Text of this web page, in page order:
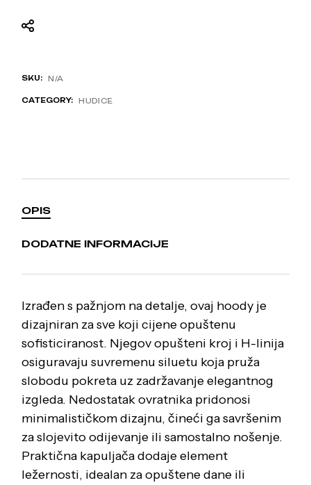
SKU: N/A
CATEGORY: HUDICE
OPIS
DODATNE INFORMACIJE
Izrađen s pažnjom na detalje, ovaj hoody je
dizajniran za sve koji cijene opuštenu
sofisticiranost. Njegov opušteni kroj i H-linija
osiguravaju suvremenu siluetu koja pruža
slobodu pokreta uz zadržavanje elegantnog
izgleda. Nedostatak ovratnika pridonosi
minimalističkom dizajnu, čineći ga savršenim
za slojevito odijevanje ili samostalno nošenje.
Praktična kapuljača dodaje element
ležernosti, idealan za opuštene dane ili